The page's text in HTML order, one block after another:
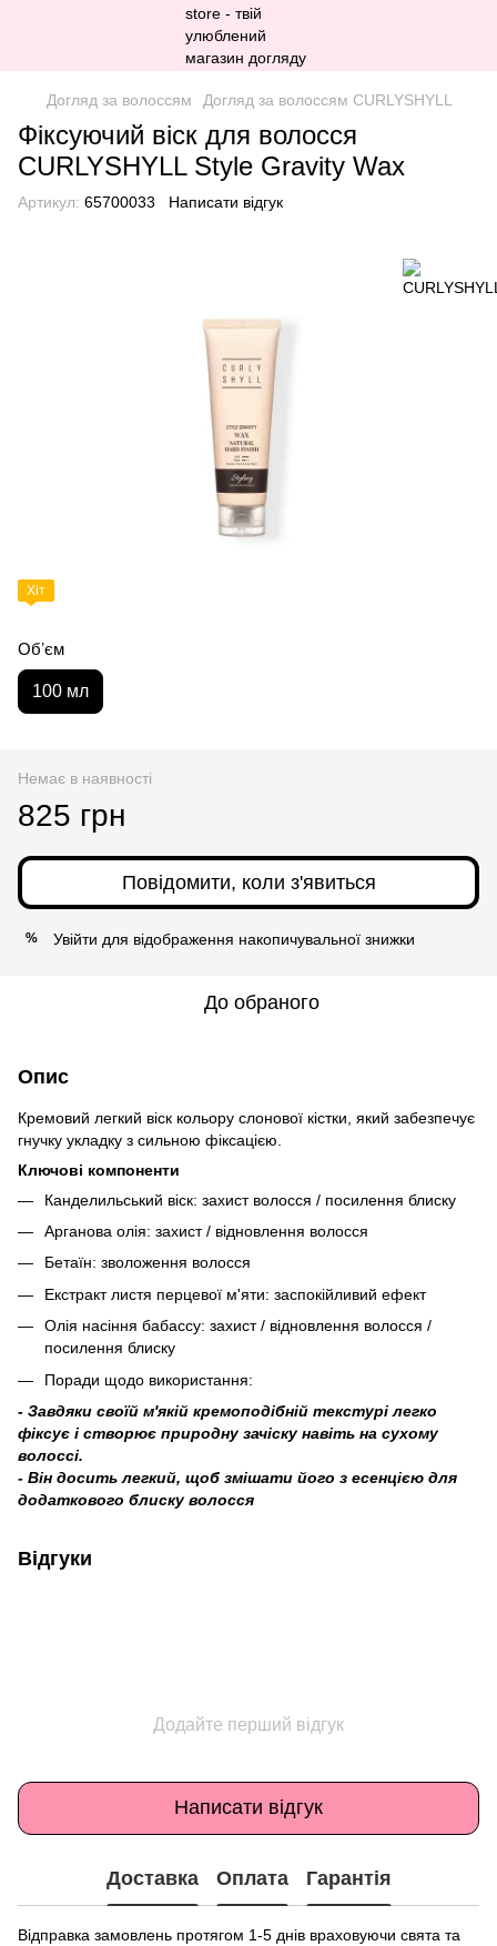
Догляд за волоссям Догляд за волоссям CURLYSHYLL
Фіксуючий віск для волосся
CURLYSHYLL Style Gravity Wax
Артикул: 65700033 Написати відгук
Хіт
Обʼєм
100 мл
Немає в наявності
825 грн
Повідомити, коли з'явиться
% Увійти для відображення накопичувальної знижки
До обраного
Опис
Кремовий легкий віск кольору слонової кістки, який забезпечує
гнучку укладку з сильною фіксацією.
Ключові компоненти
Канделильський віск: захист волосся / посилення блиску
Арганова олія: захист / відновлення волосся
Бетаїн: зволоження волосся
Екстракт листя перцевої м'яти: заспокійливий ефект
Олія насіння бабассу: захист / відновлення волосся /
посилення блиску
Поради щодо використання:
- Завдяки своїй м'якій кремоподібній текстурі легко
фіксує і створює природну зачіску навіть на сухому
волоссі.
- Він досить легкий, щоб змішати його з есенцією для
додаткового блиску волосся
Відгуки
Додайте перший відгук
Написати відгук
Доставка Оплата Гарантія
Відправка замовлень протягом 1-5 днів враховуючи свята та